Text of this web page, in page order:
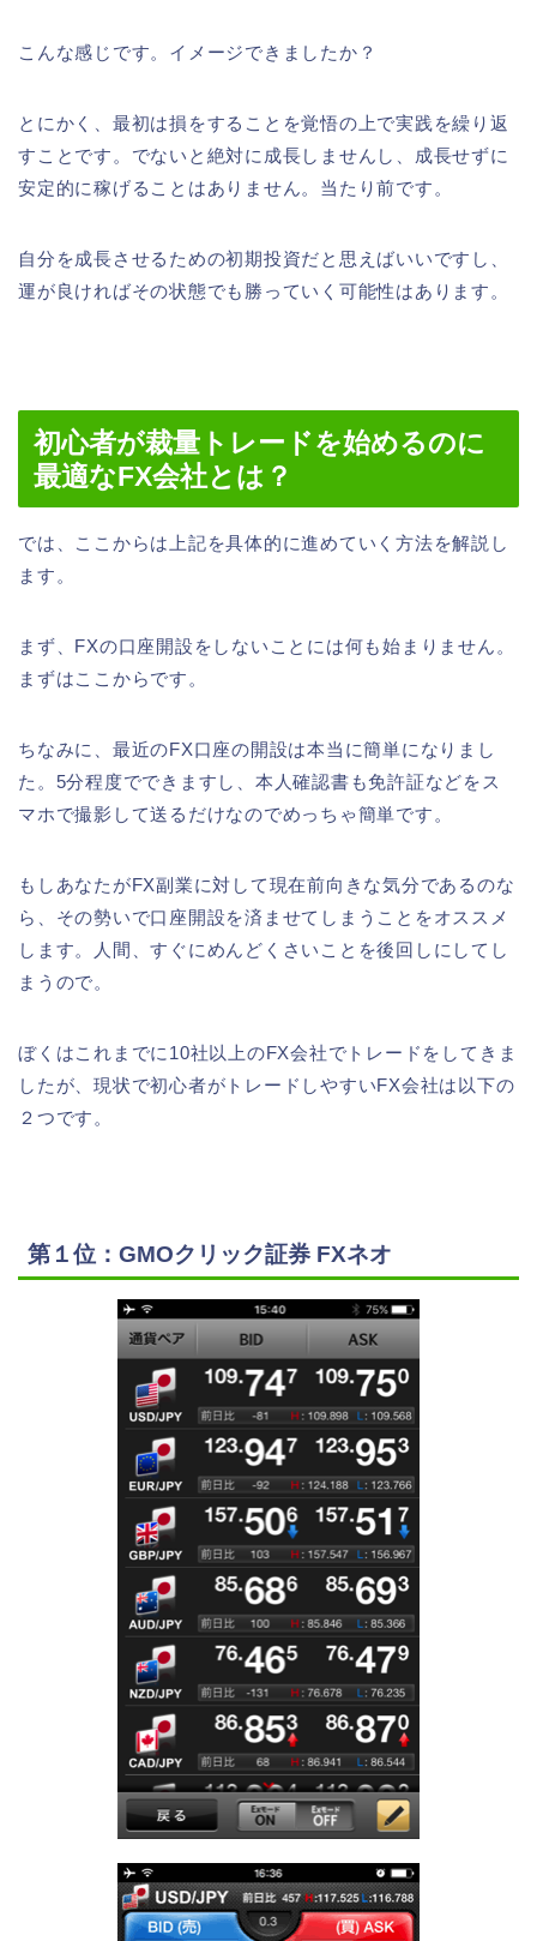
こんな感じです。イメージできましたか？
とにかく、最初は損をすることを覚悟の上で実践を繰り返
すことです。でないと絶対に成長しませんし、成長せずに
安定的に稼げることはありません。当たり前です。
自分を成長させるための初期投資だと思えばいいですし、
運が良ければその状態でも勝っていく可能性はあります。
初心者が裁量トレードを始めるのに
最適なFX会社とは？
では、ここからは上記を具体的に進めていく方法を解説し
ます。
まず、FXの口座開設をしないことには何も始まりません。
まずはここからです。
ちなみに、最近のFX口座の開設は本当に簡単になりまし
た。5分程度でできますし、本人確認書も免許証などをス
マホで撮影して送るだけなのでめっちゃ簡単です。
もしあなたがFX副業に対して現在前向きな気分であるのな
ら、その勢いで口座開設を済ませてしまうことをオススメ
します。人間、すぐにめんどくさいことを後回しにしてし
まうので。
ぼくはこれまでに10社以上のFX会社でトレードをしてきま
したが、現状で初心者がトレードしやすいFX会社は以下の
２つです。
第１位：GMOクリック証券 FXネオ